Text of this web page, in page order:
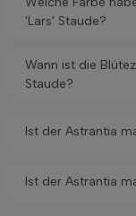
'Lars' Staude?
Wann ist die
Staude?
Ist der Astrantia
Ist der Astrantia